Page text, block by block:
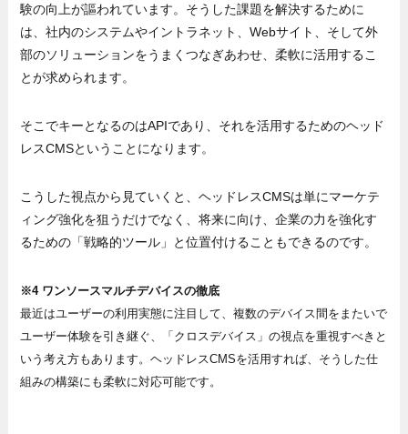
験の向上が謳われています。そうした課題を解決するために
は、社内のシステムやイントラネット、Webサイト、そして外
部のソリューションをうまくつなぎあわせ、柔軟に活用するこ
とが求められます。
そこでキーとなるのはAPIであり、それを活用するためのヘッド
レスCMSということになります。
こうした視点から見ていくと、ヘッドレスCMSは単にマーケテ
ィング強化を狙うだけでなく、将来に向け、企業の力を強化す
るための「戦略的ツール」と位置付けることもできるのです。
※4 ワンソースマルチデバイスの徹底
最近はユーザーの利用実態に注目して、複数のデバイス間をまたいで
ユーザー体験を引き継ぐ、「クロスデバイス」の視点を重視すべきと
いう考え方もあります。ヘッドレスCMSを活用すれば、そうした仕
組みの構築にも柔軟に対応可能です。